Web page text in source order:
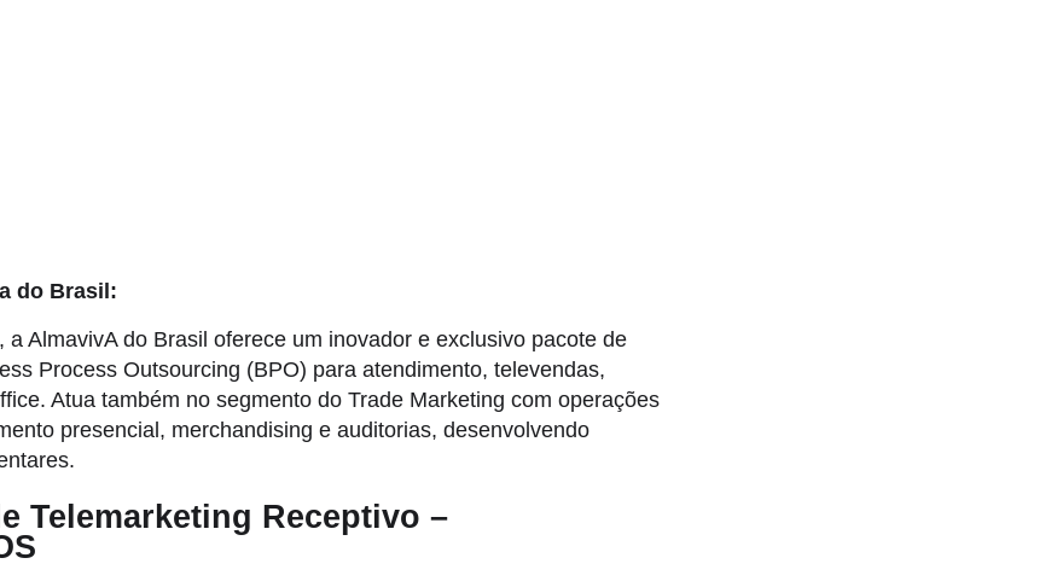
do Brasil:
a AlmavivA do Brasil oferece um inovador e exclusivo pacote de
Process Outsourcing (BPO) para atendimento, televendas,
Atua também no segmento do Trade Marketing com operações
presencial, merchandising e auditorias, desenvolvendo
Telemarketing Receptivo –